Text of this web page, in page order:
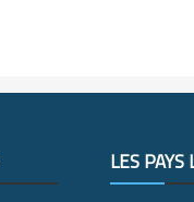
LES PAYS